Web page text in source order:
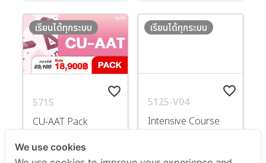
favorite_border
5715
CU-AAT Pack
เรียนได้ทุกระบบ
favorite_border
5125-V04
Intensive Course
เรียนได้ทุกระบบ
We use cookies